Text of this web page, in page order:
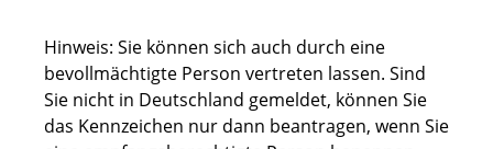
Hinweis: Sie können sich auch durch eine
bevollmächtigte Person vertreten lassen. Sind
Sie nicht in Deutschland gemeldet, können Sie
das Kennzeichen nur dann beantragen, wenn Sie